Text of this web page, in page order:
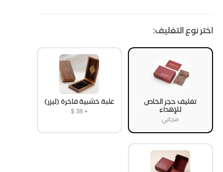
اختر نوع التغليف:
تغليف حجر الخاص
للإهداء
مجاني
علبة خشبية فاخرة (ليزر)
+
$38